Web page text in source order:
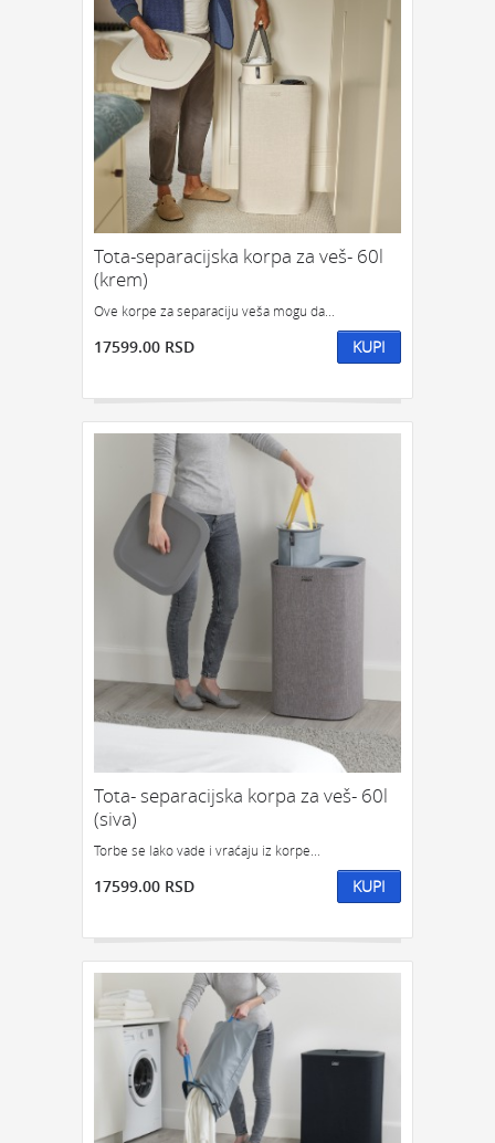
Tota-separacijska korpa za veš- 60l
(krem)
Ove korpe za separaciju veša mogu da...
17599.00 RSD KUPI
Tota- separacijska korpa za veš- 60l
(siva)
Torbe se lako vade i vraćaju iz korpe...
17599.00 RSD KUPI